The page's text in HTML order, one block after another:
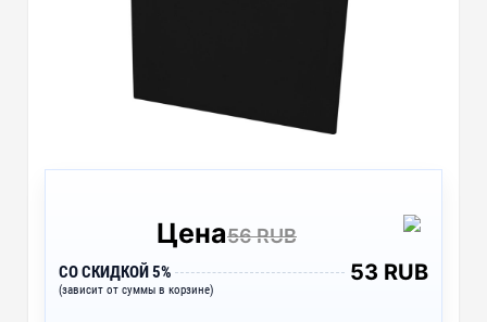
Цена56 RUB
СО СКИДКОЙ 5%
(зависит от суммы в корзине)
53 RUB